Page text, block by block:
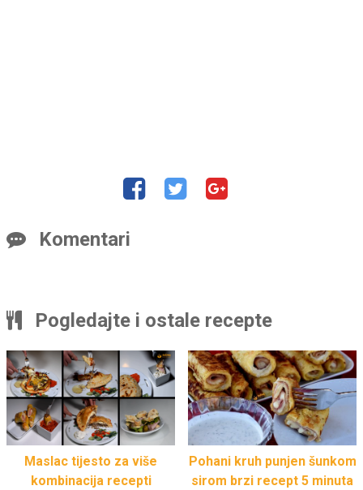
Komentari
Pogledajte i ostale recepte
Maslac tijesto za više
kombinacija recepti
Pohani kruh punjen šunkom
sirom brzi recept 5 minuta